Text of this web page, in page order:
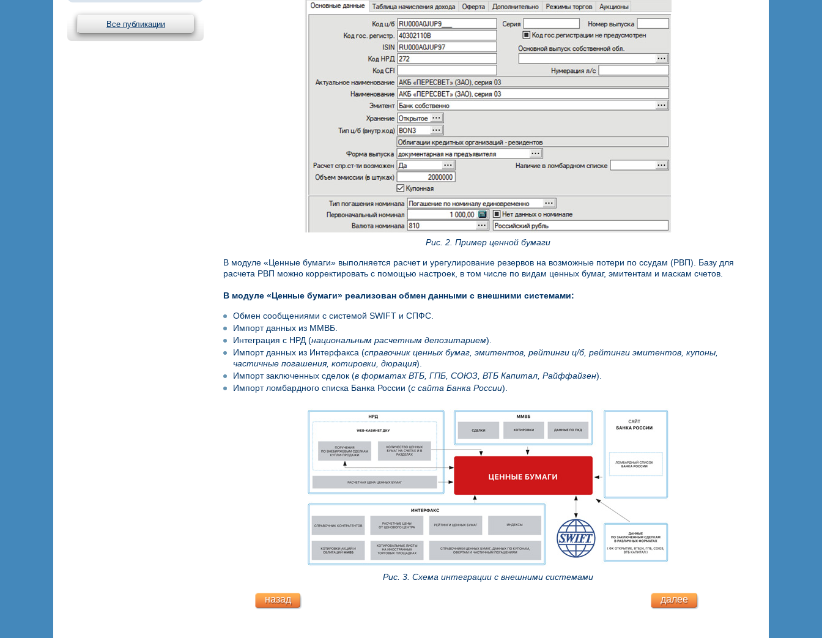
Все публикации
Рис. 2. Пример ценной бумаги
В модуле «Ценные бумаги» выполняется расчет и урегулирование резервов на возможные потери по ссудам (РВП). Базу для
расчета РВП можно корректировать с помощью настроек, в том числе по видам ценных бумаг, эмитентам и маскам счетов.
В модуле «Ценные бумаги» реализован обмен данными с внешними системами:
Обмен сообщениями с системой SWIFT и СПФС.
Импорт данных из ММВБ.
Интеграция с НРД (национальным расчетным депозитарием).
Импорт данных из Интерфакса (справочник ценных бумаг, эмитентов, рейтинги ц/б, рейтинги эмитентов, купоны,
частичные погашения, котировки, дюрация).
Импорт заключенных сделок (в форматах ВТБ, ГПБ, СОЮЗ, ВТБ Капитал, Райффайзен).
Импорт ломбардного списка Банка России (с сайта Банка России).
Рис. 3. Схема интеграции с внешними системами
назад далее